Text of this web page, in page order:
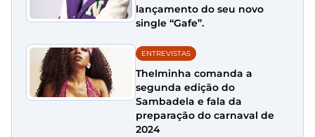
lançamento do seu novo
single “Gafe”.
ENTREVISTAS
Thelminha comanda a
segunda edição do
Sambadela e fala da
preparação do carnaval de
2024